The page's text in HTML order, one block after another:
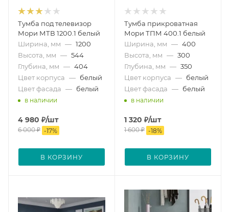
Тумба под телевизор
Мори МТВ 1200.1 белый
Ширина, мм — 1200
Высота, мм — 544
Глубина, мм — 404
Цвет корпуса — белый
Цвет фасада — белый
в наличии
4 980 ₽/шт
6 000₽ -17%
В КОРЗИНУ
Тумба прикроватная
Мори ТПМ 400.1 белый
Ширина, мм — 400
Высота, мм — 300
Глубина, мм — 350
Цвет корпуса — белый
Цвет фасада — белый
в наличии
1 320 ₽/шт
1 600₽ -18%
В КОРЗИНУ